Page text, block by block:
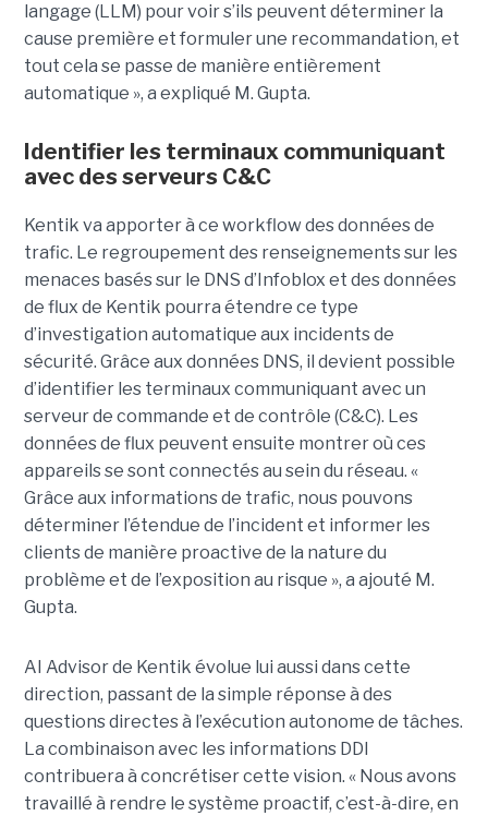
langage (LLM) pour voir s’ils peuvent déterminer la
cause première et formuler une recommandation, et
tout cela se passe de manière entièrement
automatique », a expliqué M. Gupta.
Identifier les terminaux communiquant
avec des serveurs C&C
Kentik va apporter à ce workflow des données de
trafic. Le regroupement des renseignements sur les
menaces basés sur le DNS d’Infoblox et des données
de flux de Kentik pourra étendre ce type
d’investigation automatique aux incidents de
sécurité. Grâce aux données DNS, il devient possible
d’identifier les terminaux communiquant avec un
serveur de commande et de contrôle (C&C). Les
données de flux peuvent ensuite montrer où ces
appareils se sont connectés au sein du réseau. «
Grâce aux informations de trafic, nous pouvons
déterminer l’étendue de l’incident et informer les
clients de manière proactive de la nature du
problème et de l’exposition au risque », a ajouté M.
Gupta.
AI Advisor de Kentik évolue lui aussi dans cette
direction, passant de la simple réponse à des
questions directes à l’exécution autonome de tâches.
La combinaison avec les informations DDI
contribuera à concrétiser cette vision. « Nous avons
travaillé à rendre le système proactif, c’est-à-dire, en